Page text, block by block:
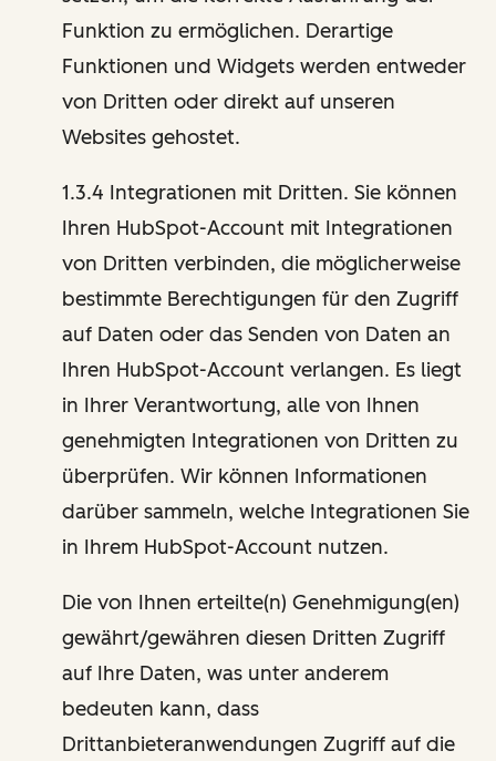
Funktion zu ermöglichen. Derartige
Funktionen und Widgets werden entweder
von Dritten oder direkt auf unseren
Websites gehostet.
1.3.4 Integrationen mit Dritten. Sie können
Ihren HubSpot-Account mit Integrationen
von Dritten verbinden, die möglicherweise
bestimmte Berechtigungen für den Zugriff
auf Daten oder das Senden von Daten an
Ihren HubSpot-Account verlangen. Es liegt
in Ihrer Verantwortung, alle von Ihnen
genehmigten Integrationen von Dritten zu
überprüfen. Wir können Informationen
darüber sammeln, welche Integrationen Sie
in Ihrem HubSpot-Account nutzen.
Die von Ihnen erteilte(n) Genehmigung(en)
gewährt/gewähren diesen Dritten Zugriff
auf Ihre Daten, was unter anderem
bedeuten kann, dass
Drittanbieteranwendungen Zugriff auf die